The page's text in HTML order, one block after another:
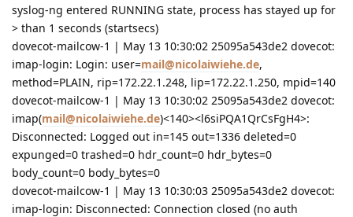
syslog-ng entered RUNNING state, process has stayed up for
> than 1 seconds (startsecs)
dovecot-mailcow-1 | May 13 10:30:02 25095a543de2 dovecot:
imap-login: Login: user=mail@nicolaiwiehe.de,
method=PLAIN, rip=172.22.1.248, lip=172.22.1.250, mpid=140
dovecot-mailcow-1 | May 13 10:30:02 25095a543de2 dovecot:
imap(mail@nicolaiwiehe.de)<140><l6siPQA1QrCsFgH4>:
Disconnected: Logged out in=145 out=1336 deleted=0
expunged=0 trashed=0 hdr_count=0 hdr_bytes=0
body_count=0 body_bytes=0
dovecot-mailcow-1 | May 13 10:30:03 25095a543de2 dovecot:
imap-login: Disconnected: Connection closed (no auth